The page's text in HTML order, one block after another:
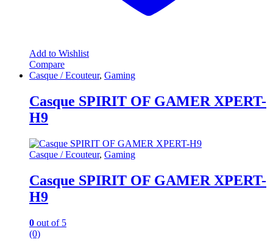
Add to Wishlist
Compare
Casque / Ecouteur, Gaming
Casque SPIRIT OF GAMER XPERT-
H9
Casque / Ecouteur, Gaming
Casque SPIRIT OF GAMER XPERT-
H9
0 out of 5
(0)